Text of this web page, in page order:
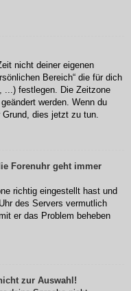
nicht deiner eigenen
Bereich“ die für dich
...) festlegen. Die Zeitzone
werden. Wenn du
dies jetzt zu tun.
Forenuhr geht immer
richtig eingestellt hast und
des Servers vermutlich
er das Problem beheben
zur Auswahl!